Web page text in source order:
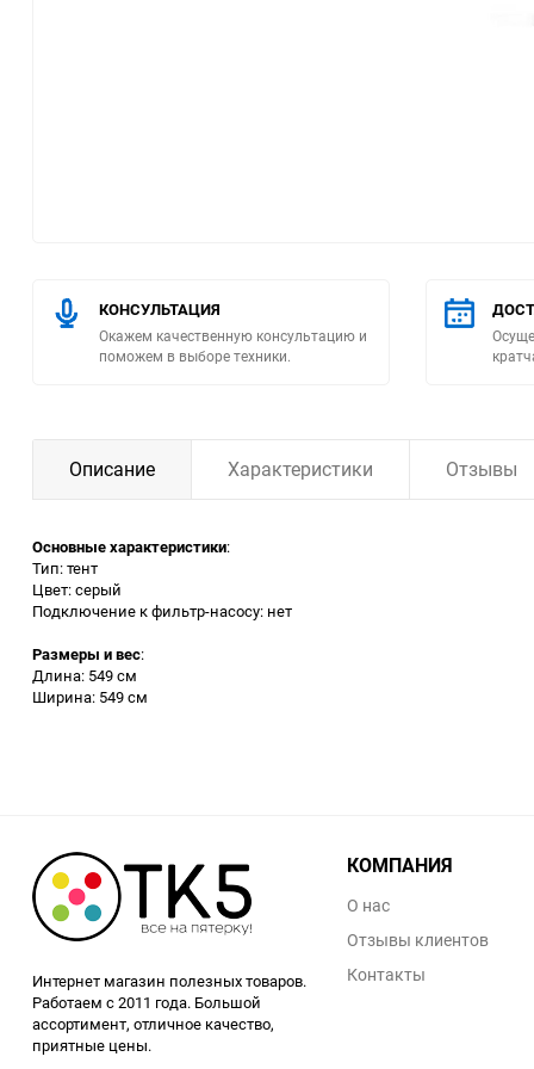
Компрессоры
Климатическая техника
инструмент
Измерительное
Заточные станки (точила)
Грузоподъемное
Вытяжная вентиляция
Вибротехника
Бетономешалки
Бензоинструмент
КОНСУЛЬТАЦИЯ
Окажем качественную консультацию и
поможем в выборе техники.
Описание Характеристики Отзывы
Основные характеристики:
Тип: тент
Цвет: серый
Подключение к фильтр-насосу: нет
Размеры и вес:
Длина: 549 см
Ширина: 549 см
Интернет магазин полезных товаров.
Работаем с 2011 года. Большой
ассортимент, отличное качество,
приятные цены.
КОМПАНИЯ
О нас
Отзывы клиентов
Контакты